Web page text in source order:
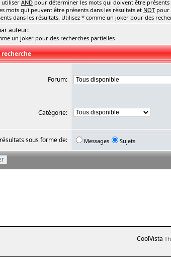
utiliser AND pour déterminer les mots qui doivent être présents
mots qui peuvent être présents dans les résultats et NOT pour
dans les résultats. Utilisez * comme un joker pour des
auteur:
un joker pour des recherches partielles
Forum:
Catégorie:
sous forme de: Messages Sujets
CoolVista